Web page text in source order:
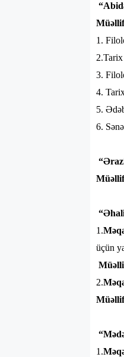
1.
3.
4.
5.
6.
1.
üçün
2.
1.